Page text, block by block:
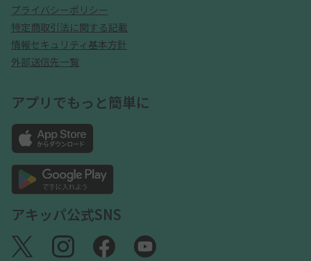
プライバシーポリシー
特定商取引法に関する記載
情報セキュリティ基本方針
外部送信先一覧
アプリでもっと簡単に
アキッパ公式SNS